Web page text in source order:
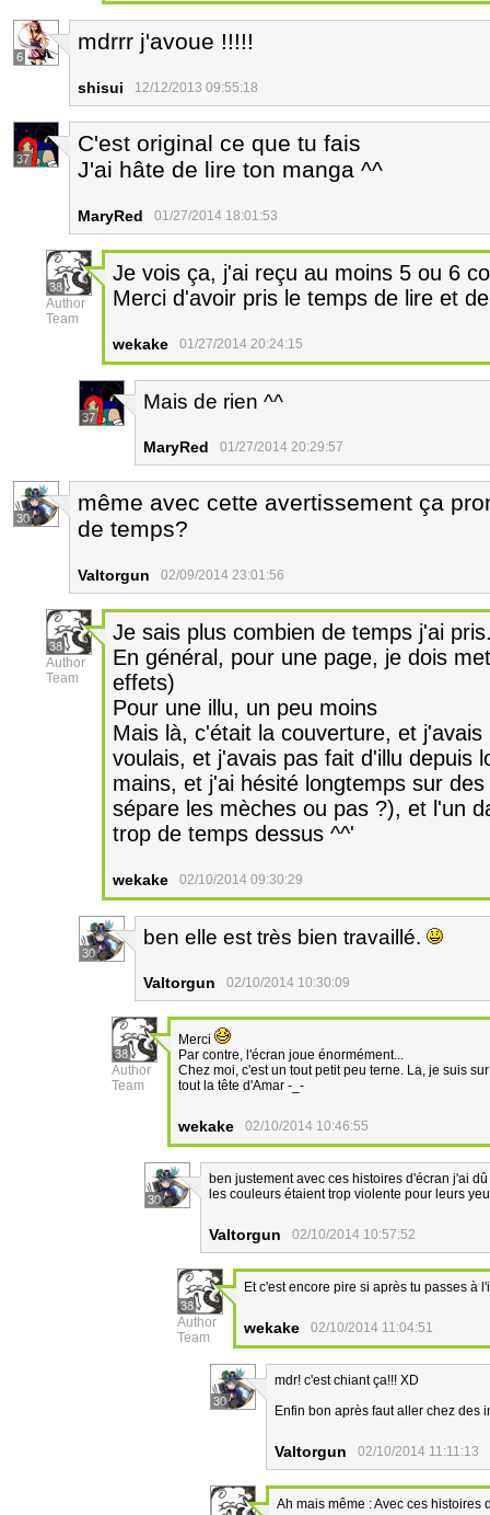
6
mdrrr j'avoue !!!!!
shisui 12/12/2013 09:55:18
37
C'est original ce que tu fais
J'ai hâte de lire ton manga ^^
MaryRed 01/27/2014 18:01:53
38
Author
Team
Je vois ça, j'ai reçu au moins 5 ou 6
Merci d'avoir pris le temps de lire et
wekake 01/27/2014 20:24:15
37
Mais de rien ^^
MaryRed 01/27/2014 20:29:57
30
même avec cette avertissement ça
de temps?
Valtorgun 02/09/2014 23:01:56
38
Author
Team
Je sais plus combien de temps j'ai
En général, pour une page, je dois
effets)
Pour une illu, un peu moins
Mais là, c'était la couverture, et
voulais, et j'avais pas fait d'illu depuis
mains, et j'ai hésité longtemps sur
sépare les mèches ou pas ?), et l'un
trop de temps dessus ^^'
wekake 02/10/2014 09:30:29
30
ben elle est très bien travaillé.
Valtorgun 02/10/2014 10:30:09
38
Author
Team
Merci
Par contre, l'écran joue énormément...
Chez moi, c'est un tout petit peu terne. La, je suis
tout la tête d'Amar -_-
wekake 02/10/2014 10:46:55
30
ben justement avec ces histoires d'écran j'ai
les couleurs étaient trop violente pour leurs
Valtorgun 02/10/2014 10:57:52
38
Author
Team
Et c'est encore pire si après tu passes à
wekake 02/10/2014 11:04:51
30
mdr! c'est chiant ça!!! XD
Enfin bon après faut aller chez des
Valtorgun 02/10/2014 11:11:13
Ah mais même : Avec ces histoires